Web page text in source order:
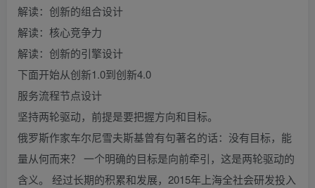
解读：创新的组合设计
解读：核心竞争力
解读：创新的引擎设计
下面开始从创新1.0到创新4.0
服务流程节点设计
坚持两轮驱动，前提是要把握方向和目标。
俄罗斯作家车尔尼雪夫斯基曾有句著名的话：没有目标，能
量从何而来？ 一个明确的目标是向前牵引，这是两轮驱动的
含义。 经过长期的积累和发展，2015年上海全社会研发投入